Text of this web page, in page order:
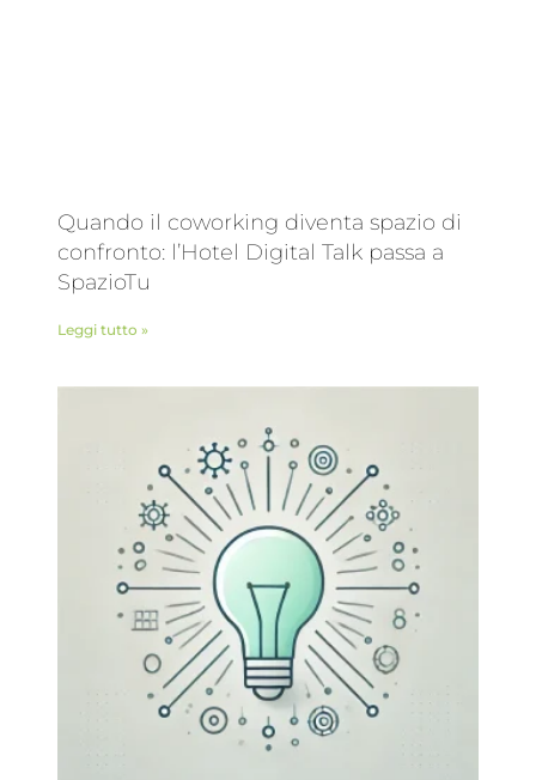
Quando il coworking diventa spazio di
confronto: l’Hotel Digital Talk passa a
SpazioTu
Leggi tutto »